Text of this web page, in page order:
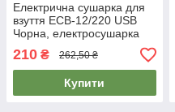
Електрична сушарка для
взуття ЕСВ-12/220 USB
Чорна, електросушарка
для взуття від повербанку
210 ₴ 262,50 ₴
Купити